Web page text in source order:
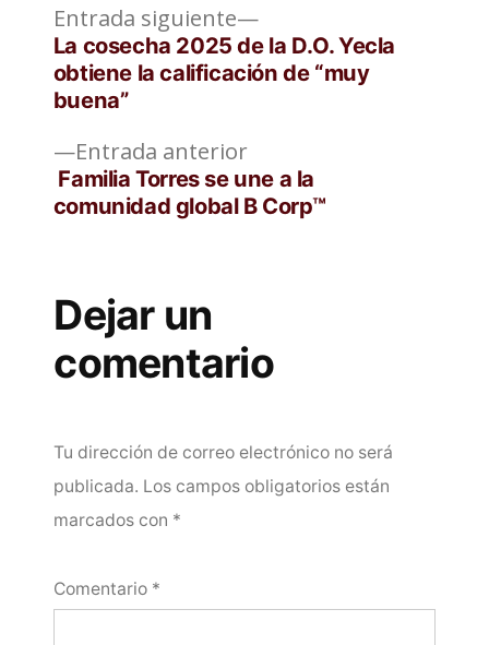
Navegación
de
entradas
Entrada anteriorEntrada
anterior:
Familia Torres se une a la
comunidad global B Corp™
Entrada siguiente
Entrada
siguiente:
La cosecha 2025 de la D.O. Yecla
obtiene la calificación de “muy
buena”
Dejar un
comentario
Tu dirección de correo electrónico no será
publicada. Los campos obligatorios están
marcados con *
Comentario *